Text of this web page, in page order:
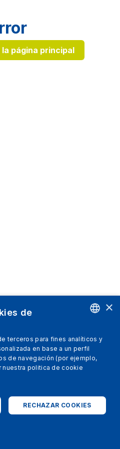
la página principal
SPANISH
ITALIAN
ENGLISH
×
de
terceros para fines analíticos y
en base a un perfil
de navegación (por ejemplo,
nuestra politica de cookie
RECHAZAR COOKIES